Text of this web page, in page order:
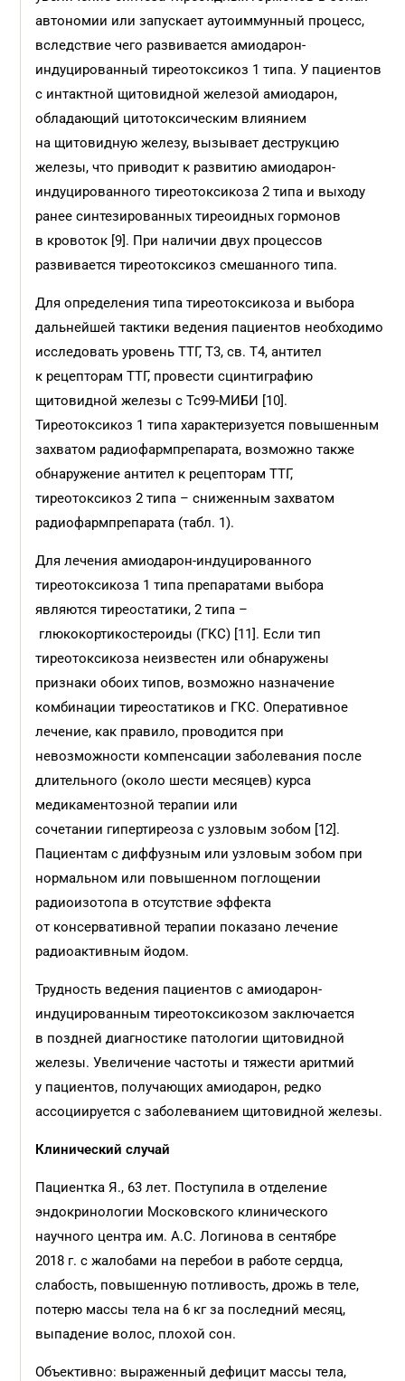
автономии или запускает аутоиммунный процесс,
вследствие чего развивается амиодарон-
индуцированный тиреотоксикоз 1 типа. У пациентов
с интактной щитовидной железой амиодарон,
обладающий цитотоксическим влиянием
на щитовидную железу, вызывает деструкцию
железы, что приводит к развитию амиодарон-
индуцированного тиреотоксикоза 2 типа и выходу
ранее синтезированных тиреоидных гормонов
в кровоток [9]. При наличии двух процессов
развивается тиреотоксикоз смешанного типа.
Для определения типа тиреотоксикоза и выбора
дальнейшей тактики ведения пациентов необходимо
исследовать уровень ТТГ, Т3, св. Т4, антител
к рецепторам ТТГ, провести сцинтиграфию
щитовидной железы с Тс99-МИБИ [10].
Тиреотоксикоз 1 типа характеризуется повышенным
захватом радиофарм­препарата, возможно также
обнаружение антител к рецепторам ТТГ,
тиреотоксикоз 2 типа – сниженным захватом
радиофармпрепарата (табл. 1).
Для лечения амиодарон-индуцированного
тиреотоксикоза 1 типа препаратами выбора
являются тиреостатики, 2 типа –
глюкокортикостероиды (ГКС) [11]. Если тип
тиреотоксикоза неизвестен или обнаружены
признаки обоих типов, возможно назначение
комбинации тиреостатиков и ГКС. Оперативное
лечение, как правило, проводится при
невозможности компенсации заболевания после
длительного (около шести месяцев) курса
медикаментозной терапии или
сочетании гипертиреоза с узловым зобом [12].
Пациентам с диффузным или узловым зобом при
нормальном или повышенном поглощении
радиоизотопа в отсутствие эффекта
от консервативной терапии показано лечение
радиоактивным йодом.
Трудность ведения пациентов с амиодарон-
индуцированным тиреотоксикозом заключается
в поздней диагностике патологии щитовидной
железы. Увеличение частоты и тяжести аритмий
у пациентов, получающих амиодарон, редко
ассоциируется с заболеванием щитовидной железы.
Клинический случай
Пациентка Я., 63 лет. Поступила в отделение
эндокринологии Московского клинического
научного центра им. А.С. Логинова в сентябре
2018 г. с жалобами на перебои в работе сердца,
слабость, повышенную потливость, дрожь в теле,
потерю массы тела на 6 кг за последний месяц,
выпадение волос, плохой сон.
Объективно: выраженный дефицит массы тела,